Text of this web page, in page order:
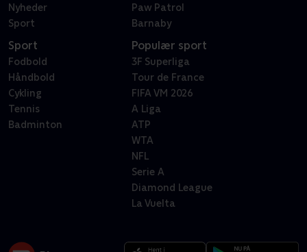
Nyheder
Sport
Paw Patrol
Barnaby
Sport
Fodbold
Håndbold
Cykling
Tennis
Badminton
Populær sport
3F Superliga
Tour de France
FIFA VM 2026
A Liga
ATP
WTA
NFL
Serie A
Diamond League
La Vuelta